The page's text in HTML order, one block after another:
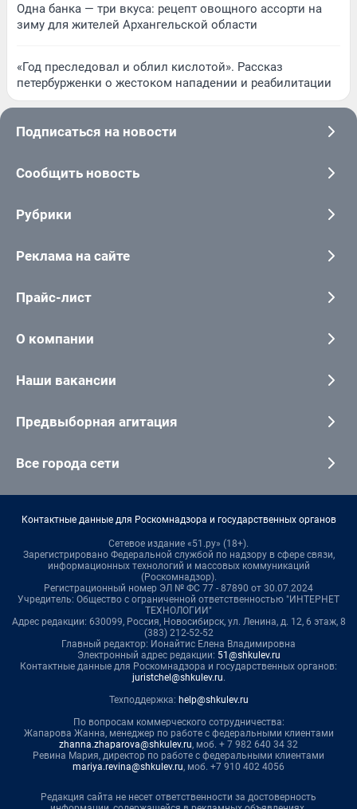
Одна банка — три вкуса: рецепт овощного ассорти на
зиму для жителей Архангельской области
«Год преследовал и облил кислотой». Рассказ
петербурженки о жестоком нападении и реабилитации
Подписаться на новости
Сообщить новость
Рубрики
Реклама на сайте
Прайс-лист
О компании
Наши вакансии
Предвыборная агитация
Все города сети
Контактные данные для Роскомнадзора и государственных органов
Сетевое издание «51.ру» (18+).
Зарегистрировано Федеральной службой по надзору в сфере связи,
информационных технологий и массовых коммуникаций
(Роскомнадзор).
Регистрационный номер ЭЛ № ФС 77 - 87890 от 30.07.2024
Учредитель: Общество с ограниченной ответственностью "ИНТЕРНЕТ
ТЕХНОЛОГИИ"
Адрес редакции: 630099, Россия, Новосибирск, ул. Ленина, д. 12, 6 этаж, 8
(383) 212-52-52
Главный редактор: Ионайтис Елена Владимировна
Электронный адрес редакции: 51@shkulev.ru
Контактные данные для Роскомнадзора и государственных органов:
juristchel@shkulev.ru.
Техподдержка: help@shkulev.ru
По вопросам коммерческого сотрудничества:
Жапарова Жанна, менеджер по работе с федеральными клиентами
zhanna.zhaparova@shkulev.ru, моб. + 7 982 640 34 32
Ревина Мария, директор по работе с федеральными клиентами
mariya.revina@shkulev.ru, моб. +7 910 402 4056
Редакция сайта не несет ответственности за достоверность